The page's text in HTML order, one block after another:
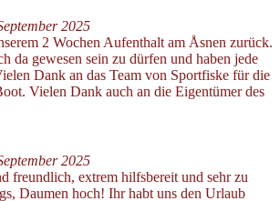
2025
2 Wochen Aufenthalt am Åsnen zurück.
da gewesen sein zu dürfen und haben jede
Dank an das Team von Sportfiske für die
Vielen Dank auch an die Eigentümer des
2025
freundlich, extrem hilfsbereit und sehr zu
Daumen hoch! Ihr habt uns den Urlaub